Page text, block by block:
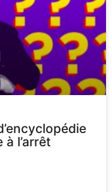
à l’arrêt